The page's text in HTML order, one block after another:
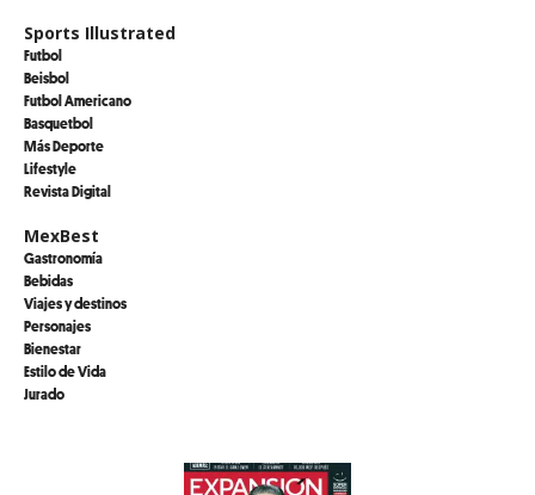
Sports Illustrated
Futbol
Beisbol
Futbol Americano
Basquetbol
Más Deporte
Lifestyle
Revista Digital
MexBest
Gastronomía
Bebidas
Viajes y destinos
Personajes
Bienestar
Estilo de Vida
Jurado